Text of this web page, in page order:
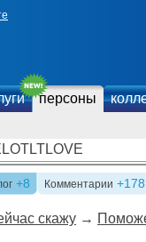
персоны
+8 Комментарии +178
скажу →